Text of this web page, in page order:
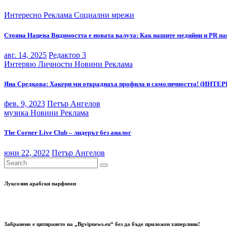
Интересно Реклама Социални мрежи
Стояна Нацева Видимостта е новата валута: Как нашите медийни и PR
авг. 14, 2025 Редактор 3
Интервю Личности Новини Реклама
Яна Средкова: Хакери ми откраднаха профила и самоличността!
фев. 9, 2023 Петър Ангелов
музика Новини Реклама
The Corner Live Club – лидерът без аналог
юни 22, 2022 Петър Ангелов
Луксозни арабски парфюми
Забранено е цитирането на „Bgvipnews.eu“ без да бъде приложен хиперлинк!